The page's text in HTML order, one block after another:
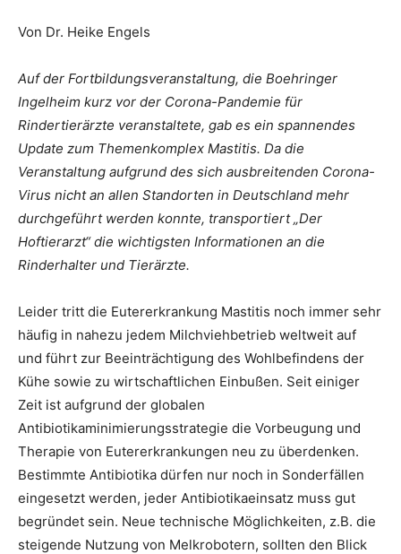
Von Dr. Heike Engels
Auf der Fortbildungsveranstaltung, die Boehringer
Ingelheim kurz vor der Corona-Pandemie für
Rindertierärzte veranstaltete, gab es ein spannendes
Update zum Themenkomplex Mastitis. Da die
Veranstaltung aufgrund des sich ausbreitenden Corona-
Virus nicht an allen Standorten in Deutschland mehr
durchgeführt werden konnte, transportiert „Der
Hoftierarzt“ die wichtigsten Informationen an die
Rinderhalter und Tierärzte.
Leider tritt die Eutererkrankung Mastitis noch immer sehr
häufig in nahezu jedem Milchviehbetrieb weltweit auf
und führt zur Beeinträchtigung des Wohlbefindens der
Kühe sowie zu wirtschaftlichen Einbußen. Seit einiger
Zeit ist aufgrund der globalen
Antibiotikaminimierungsstrategie die Vorbeugung und
Therapie von Eutererkrankungen neu zu überdenken.
Bestimmte Antibiotika dürfen nur noch in Sonderfällen
eingesetzt werden, jeder Antibiotikaeinsatz muss gut
begründet sein. Neue technische Möglichkeiten, z.B. die
steigende Nutzung von Melkrobotern, sollten den Blick